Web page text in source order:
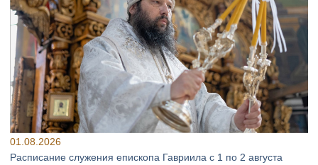
01.08.2026
Расписание служения епископа Гавриила с 1 по 2 августа